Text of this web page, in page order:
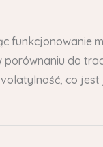
funkcjonowanie
porównaniu do
co